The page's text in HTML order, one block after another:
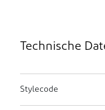
Technische
Stylecode